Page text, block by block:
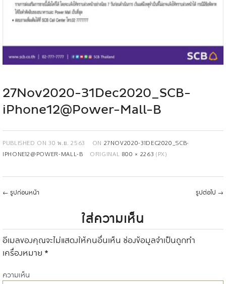
27Nov2020-31Dec2020_SCB-
iPhone12@Power-Mall-B
PUBLISHED ON30 พ.ย. 2563 ON 27NOV2020-31DEC2020_SCB-
IPHONE12@POWER-MALL-B
ORIGINAL 800 × 2263 (PX)
← รูปก่อนหน้า รูปต่อไป →
ใส่ความเห็น
อีเมลของคุณจะไม่แสดงให้คนอื่นเห็น ช่องข้อมูลจำเป็นถูกทำ
เครื่องหมาย *
ความเห็น